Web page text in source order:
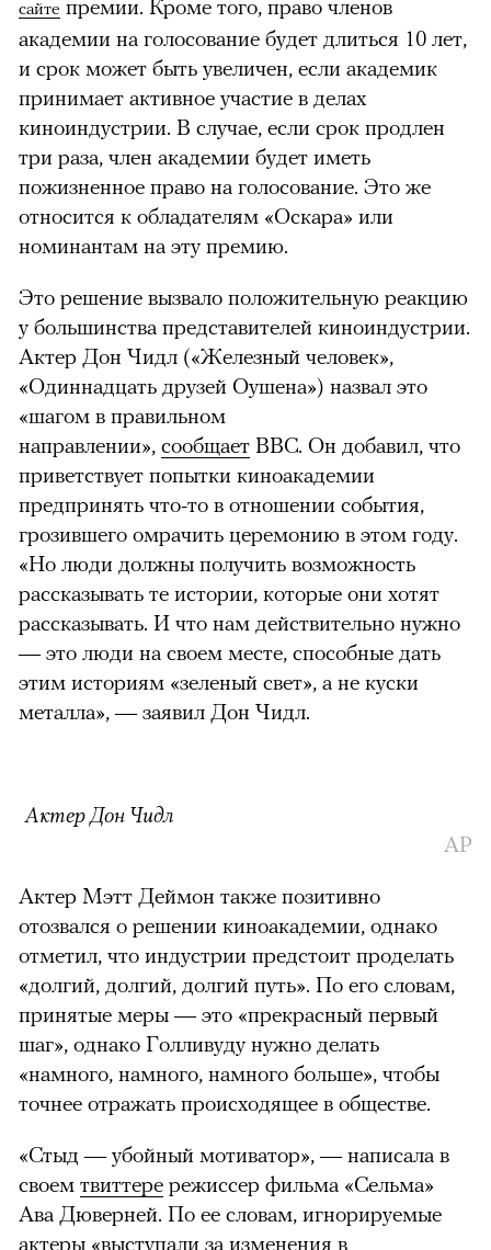
сайте премии. Кроме того, право членов
академии на голосование будет длиться 10 лет,
и срок может быть увеличен, если академик
принимает активное участие в делах
киноиндустрии. В случае, если срок продлен
три раза, член академии будет иметь
пожизненное право на голосование. Это же
относится к обладателям «Оскара» или
номинантам на эту премию.
Это решение вызвало положительную реакцию
у большинства представителей киноиндустрии.
Актер Дон Чидл («Железный человек»,
«Одиннадцать друзей Оушена») назвал это
«шагом в правильном
направлении», сообщает BBC. Он добавил, что
приветствует попытки киноакадемии
предпринять что-то в отношении события,
грозившего омрачить церемонию в этом году.
«Но люди должны получить возможность
рассказывать те истории, которые они хотят
рассказывать. И что нам действительно нужно
— это люди на своем месте, способные дать
этим историям «зеленый свет», а не куски
металла», — заявил Дон Чидл.
Актер Дон Чидл
AP
Актер Мэтт Деймон также позитивно
отозвался о решении киноакадемии, однако
отметил, что индустрии предстоит проделать
«долгий, долгий, долгий путь». По его словам,
принятые меры — это «прекрасный первый
шаг», однако Голливуду нужно делать
«намного, намного, намного больше», чтобы
точнее отражать происходящее в обществе.
«Стыд — убойный мотиватор», — написала в
своем твиттере режиссер фильма «Сельма»
Ава Дюверней. По ее словам, игнорируемые
актеры «выступали за изменения в